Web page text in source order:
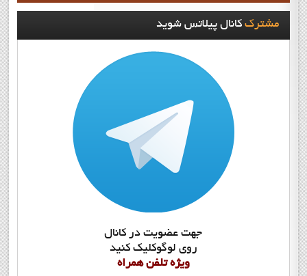
مشترککانال پيلاتس شويد
جهت عضويت در کانال
روي لوگوکليک کنيد
ويژه تلفن همراه